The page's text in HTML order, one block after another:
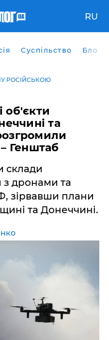
RU
Суспільство Блоги
РОСІЙСЬКОЮ
об'єкти
та
Генштаб
склади
з дронами та
зірвавши плани
та Донеччині.